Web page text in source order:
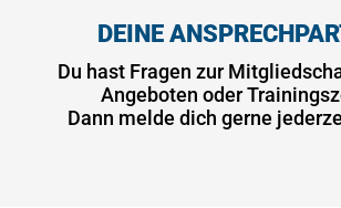
DEINE
Du hast Fragen zur
Angeboten oder
Dann melde dich gerne